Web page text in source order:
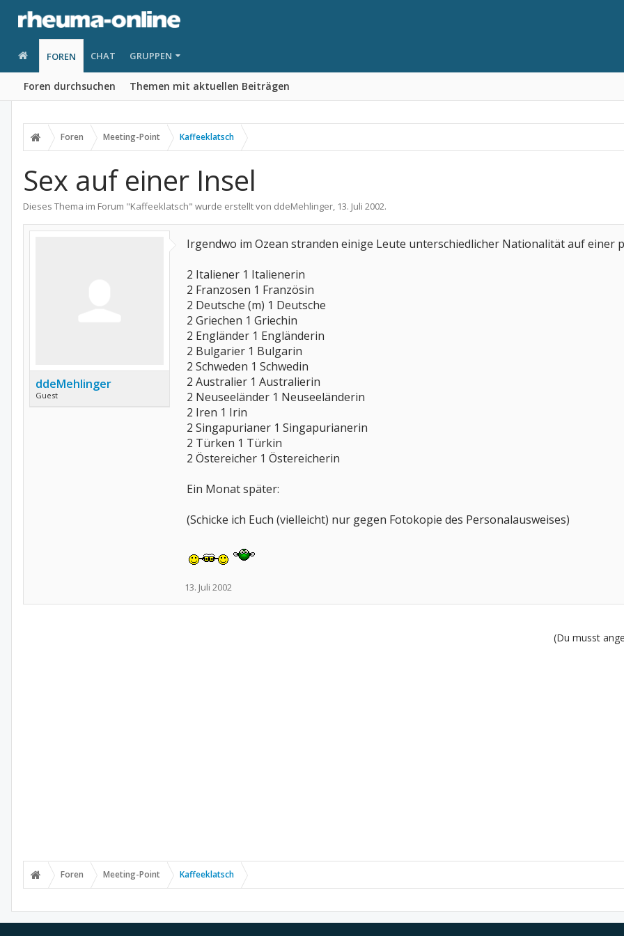
FOREN
Foren durchsuchen Themen mit aktuellen Beiträgen
CHAT GRUPPEN
Foren Meeting-Point Kaffeeklatsch
Sex auf einer Insel
Dieses Thema im Forum "Kaffeeklatsch" wurde erstellt von ddeMehlinger, 13. Juli 2002.
ddeMehlinger
Guest
Irgendwo im Ozean stranden einige Leute unterschiedlicher Nationalität auf einer
2 Italiener 1 Italienerin
2 Franzosen 1 Französin
2 Deutsche (m) 1 Deutsche
2 Griechen 1 Griechin
2 Engländer 1 Engländerin
2 Bulgarier 1 Bulgarin
2 Schweden 1 Schwedin
2 Australier 1 Australierin
2 Neuseeländer 1 Neuseeländerin
2 Iren 1 Irin
2 Singapurianer 1 Singapurianerin
2 Türken 1 Türkin
2 Östereicher 1 Östereicherin
Ein Monat später:
(Schicke ich Euch (vielleicht) nur gegen Fotokopie des Personalausweises)
13. Juli 2002
(Du musst
Foren Meeting-Point Kaffeeklatsch